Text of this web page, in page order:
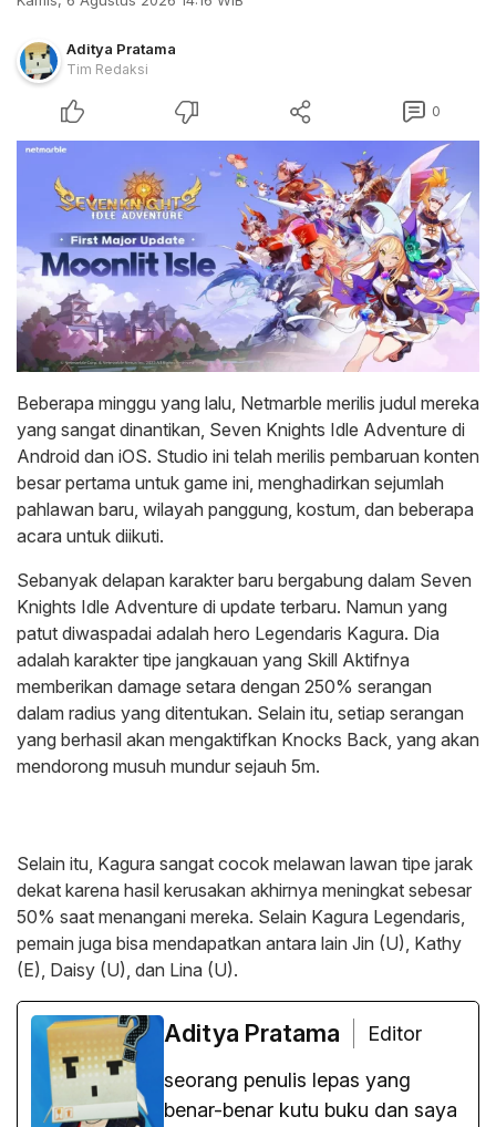
Aditya Pratama
Tim Redaksi
0
Beberapa minggu yang lalu, Netmarble merilis judul mereka
yang sangat dinantikan, Seven Knights Idle Adventure di
Android dan iOS. Studio ini telah merilis pembaruan konten
besar pertama untuk game ini, menghadirkan sejumlah
pahlawan baru, wilayah panggung, kostum, dan beberapa
acara untuk diikuti.
Sebanyak delapan karakter baru bergabung dalam Seven
Knights Idle Adventure di update terbaru. Namun yang
patut diwaspadai adalah hero Legendaris Kagura. Dia
adalah karakter tipe jangkauan yang Skill Aktifnya
memberikan damage setara dengan 250% serangan
dalam radius yang ditentukan. Selain itu, setiap serangan
yang berhasil akan mengaktifkan Knocks Back, yang akan
mendorong musuh mundur sejauh 5m.
Selain itu, Kagura sangat cocok melawan lawan tipe jarak
dekat karena hasil kerusakan akhirnya meningkat sebesar
50% saat menangani mereka. Selain Kagura Legendaris,
pemain juga bisa mendapatkan antara lain Jin (U), Kathy
(E), Daisy (U), dan Lina (U).
Aditya Pratama
Editor
seorang penulis lepas yang
benar-benar kutu buku dan saya